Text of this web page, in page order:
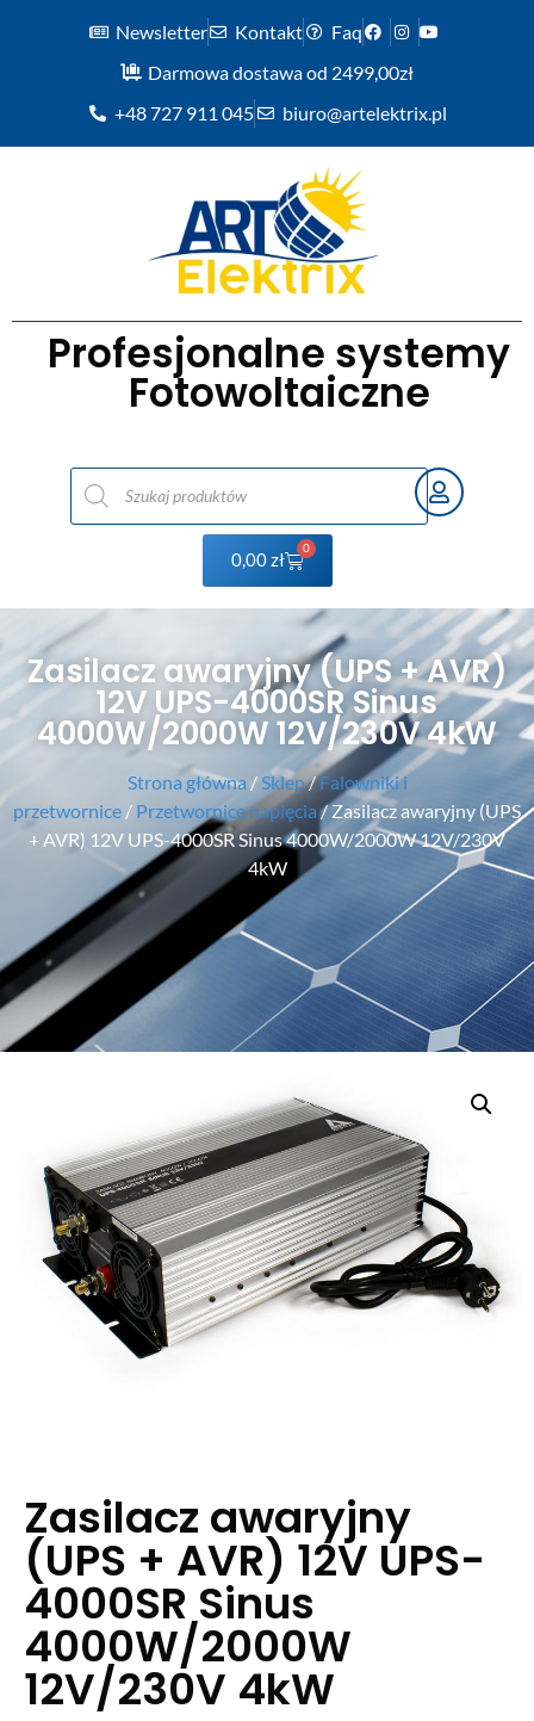
Newsletter Kontakt
Faq
Darmowa dostawa od 2499,00zł
+48 727 911 045
biuro@artelektrix.pl
Profesjonalne systemy
Fotowoltaiczne
0,00zł
0
Zasilacz awaryjny (UPS + AVR)
12V UPS-4000SR Sinus
4000W/2000W 12V/230V 4kW
Strona główna / Sklep/Falowniki i
przetwornice / Przetwornice napięcia/ Zasilacz awaryjny (UPS
+ AVR) 12V UPS-4000SR Sinus 4000W/2000W 12V/230V
4kW
Zasilacz awaryjny
(UPS + AVR) 12V UPS-
4000SR Sinus
4000W/2000W
12V/230V 4kW